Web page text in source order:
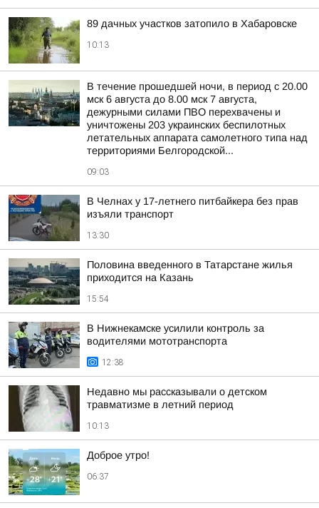
89 дачных участков затопило в Хабаровске
10:13
В течение прошедшей ночи, в период с 20.00
мск 6 августа до 8.00 мск 7 августа,
дежурными силами ПВО перехвачены и
уничтожены 203 украинских беспилотных
летательных аппарата самолетного типа над
территориями Белгородской...
09:03
В Челнах у 17-летнего питбайкера без прав
изъяли транспорт
13:30
Половина введенного в Татарстане жилья
приходится на Казань
15:54
В Нижнекамске усилили контроль за
водителями мототранспорта
12:38
Недавно мы рассказывали о детском
травматизме в летний период
10:13
Доброе утро!
06:37